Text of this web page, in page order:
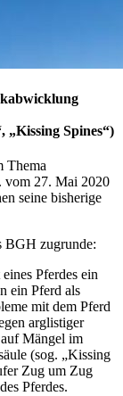
„Kissing Spines“)
Thema
vom 27. Mai 2020
seine bisherige
BGH zugrunde:
Pferdes ein
ein Pferd als
mit dem Pferd
arglistiger
Mängel im
(sog. „Kissing
Zug um Zug
Pferdes.